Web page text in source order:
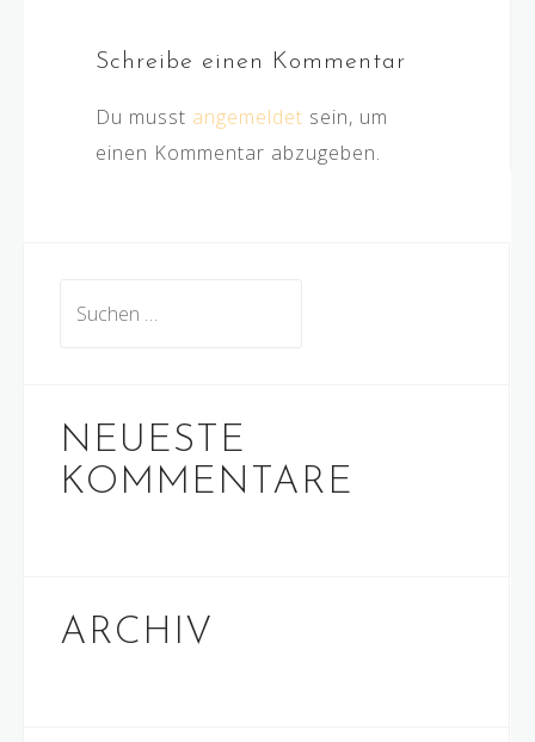
Schreibe einen Kommentar
Du musst angemeldet sein, um
einen Kommentar abzugeben.
NEUESTE
KOMMENTARE
ARCHIV